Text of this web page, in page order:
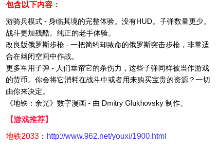
包含以下内容：
游骑兵模式 - 身临其境的完整体验。没有HUD。子弹数量更少。
战斗更加残酷。纯正的老手体验。
改良版俄罗斯步枪 - 一把简约却致命的俄罗斯突击步枪，非常适
合在幽闭空间中作战。
更多军用子弹 - 人们垂帘它的杀伤力，这些子弹同样被当作游戏
的货币。你会将它消耗在战斗中或者用来购买宝贵的资源？一切
由你来决定。
《地铁：余光》数字漫画 - 由 Dmitry Glukhovsky 制作。
【游戏推荐】
地铁2033 ： http://www.962.net/youxi/1900.html